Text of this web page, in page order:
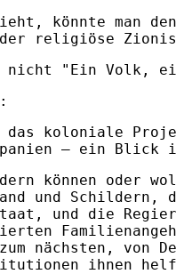
sieht, könnte
religiöse
"Ein Volk,
das koloniale
– ein Blick
können oder
und Schildern,
und die
nächsten,
ihnen